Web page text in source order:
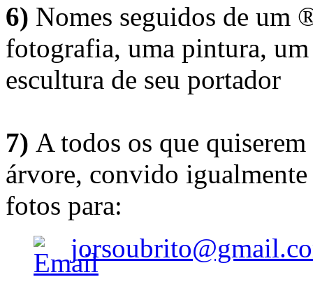
6) Nomes seguidos de um
fotografia, uma pintura,
escultura de seu portador
7) A todos os que
árvore, convido
fotos para: